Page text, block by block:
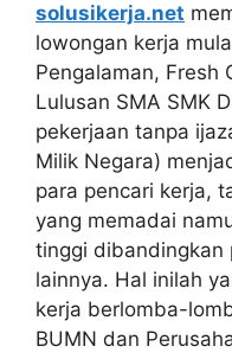
solusikerja.net
lowongan kerja
Pengalaman, Fresh
Lulusan SMA SMK
pekerjaan tanpa
Milik Negara)
para pencari kerja,
yang memadai
tinggi dibandingkan
lainnya. Hal inilah
kerja berlomba-
BUMN dan